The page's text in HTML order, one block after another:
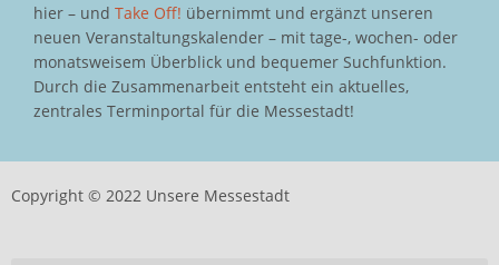
hier – und Take Off! übernimmt und ergänzt unseren
neuen Veranstaltungskalender – mit tage-, wochen- oder
monatsweisem Überblick und bequemer Suchfunktion.
Durch die Zusammenarbeit entsteht ein aktuelles,
zentrales Terminportal für die Messestadt!
Copyright © 2022 Unsere Messestadt